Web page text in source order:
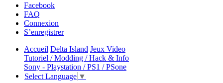
Facebook
FAQ
Connexion
S’enregistrer
Accueil Delta Island Jeux Video
Tutoriel / Modding / Hack & Info
Sony - Playstation / PS1 / PSone
Select Language ▼